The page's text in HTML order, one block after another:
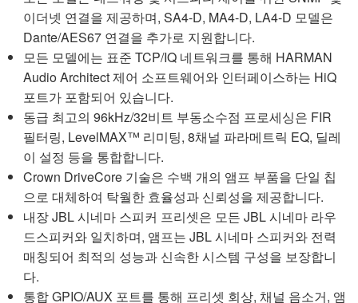
이더넷 연결을 제공하며, SA4-D, MA4-D, LA4-D 모델은
Dante/AES67 연결을 추가로 지원합니다.
모든 모델에는 표준 TCP/IQ 네트워크를 통해 HARMAN
Audio Architect 제어 소프트웨어와 인터페이스하는 HiQ
포트가 포함되어 있습니다.
동급 최고의 96kHz/32비트 부동소수점 프로세싱은 FIR
필터링, LevelMAX™ 리미팅, 8채널 파라메트릭 EQ, 딜레
이 설정 등을 통합합니다.
Crown DriveCore 기술은 수백 개의 앰프 부품을 단일 칩
으로 대체하여 탁월한 효율성과 신뢰성을 제공합니다.
내장 JBL 시네마 스피커 프리셋은 모든 JBL 시네마 라우
드스피커와 일치하며, 앰프는 JBL 시네마 스피커와 전력
매칭되어 최적의 성능과 신속한 시스템 구성을 보장합니
다.
통합 GPIO/AUX 포트를 통해 프리셋 회상, 채널 음소거, 앰